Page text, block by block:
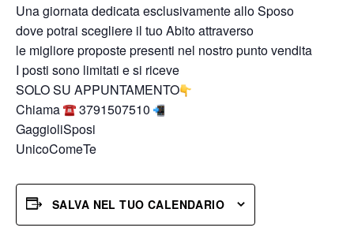
Una giornata dedicata esclusivamente allo Sposo
dove potrai scegliere il tuo Abito attraverso
le migliore proposte presenti nel nostro punto vendita
I posti sono limitati e si riceve
SOLO SU APPUNTAMENTO
Chiama
3791507510
GaggioliSposi
UnicoComeTe
SALVA NEL TUO CALENDARIO